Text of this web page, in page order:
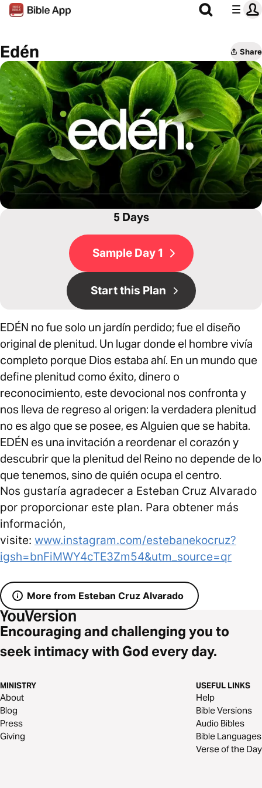
Edén Share
5 Days
Sample Day 1
Start this Plan
EDÉN no fue solo un jardín perdido; fue el diseño
original de plenitud. Un lugar donde el hombre vivía
completo porque Dios estaba ahí. En un mundo que
define plenitud como éxito, dinero o
reconocimiento, este devocional nos confronta y
nos lleva de regreso al origen: la verdadera plenitud
no es algo que se posee, es Alguien que se habita.
EDÉN es una invitación a reordenar el corazón y
descubrir que la plenitud del Reino no depende de lo
que tenemos, sino de quién ocupa el centro.
Nos gustaría agradecer a Esteban Cruz Alvarado
por proporcionar este plan. Para obtener más
información,
visite: www.instagram.com/estebanekocruz?
igsh=bnFiMWY4cTE3Zm54&utm_source=qr
More from Esteban Cruz Alvarado
Encouraging and challenging you to
seek intimacy with God every day.
MINISTRY
About
Blog
Press
Giving
USEFUL LINKS
Help
Bible Versions
Audio Bibles
Bible Languages
Verse of the Day